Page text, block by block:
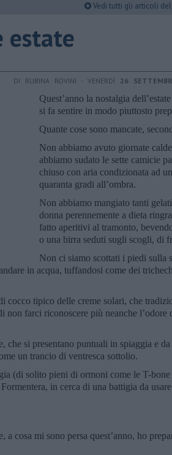
Vedi tutti gli articoli
estate
DI RUBINA ROVINI - VENERDÌ 26
Quest’anno la nostalgia
si fa sentire in modo piuttosto
Quante cose sono mancate,
Non abbiamo avuto giornate
abbiamo sudato le sette camicie
chiuso con aria condizionata ad
quaranta gradi all’ombra.
Non abbiamo mangiato tanti
donna perennemente a dieta
fatto aperitivi al tramonto,
o una birra seduti sugli scogli, di
Non ci siamo scottati i piedi sulla
in acqua, tuffandosi come dei
cocco tipico delle creme solari, che
non farci riconoscere più neanche l’odore
che si presentano puntuali in spiaggia e
un trancio di ventresca sottolio.
(di solito pieni di ormoni come le T-bone
in cerca di una battigia da usare
a cosa mi sono persa quest’anno, ho